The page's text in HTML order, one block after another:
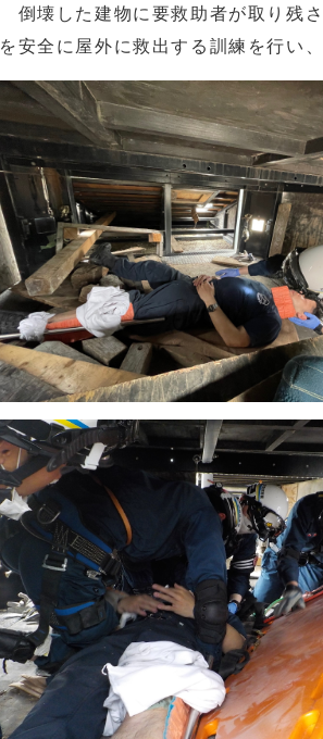
倒壊した建物に要救助者が取り残
を安全に屋外に救出する訓練を行い